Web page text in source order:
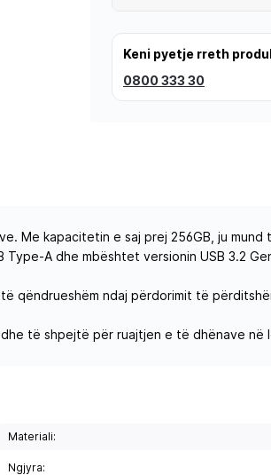
Keni pyetje rreth
0800 333 30
Me kapacitetin e saj prej 256GB, ju mund
A dhe mbështet versionin USB 3.2
ndaj përdorimit të
të shpejtë për ruajtjen e të dhënave në
Materiali:
Ngjyra: